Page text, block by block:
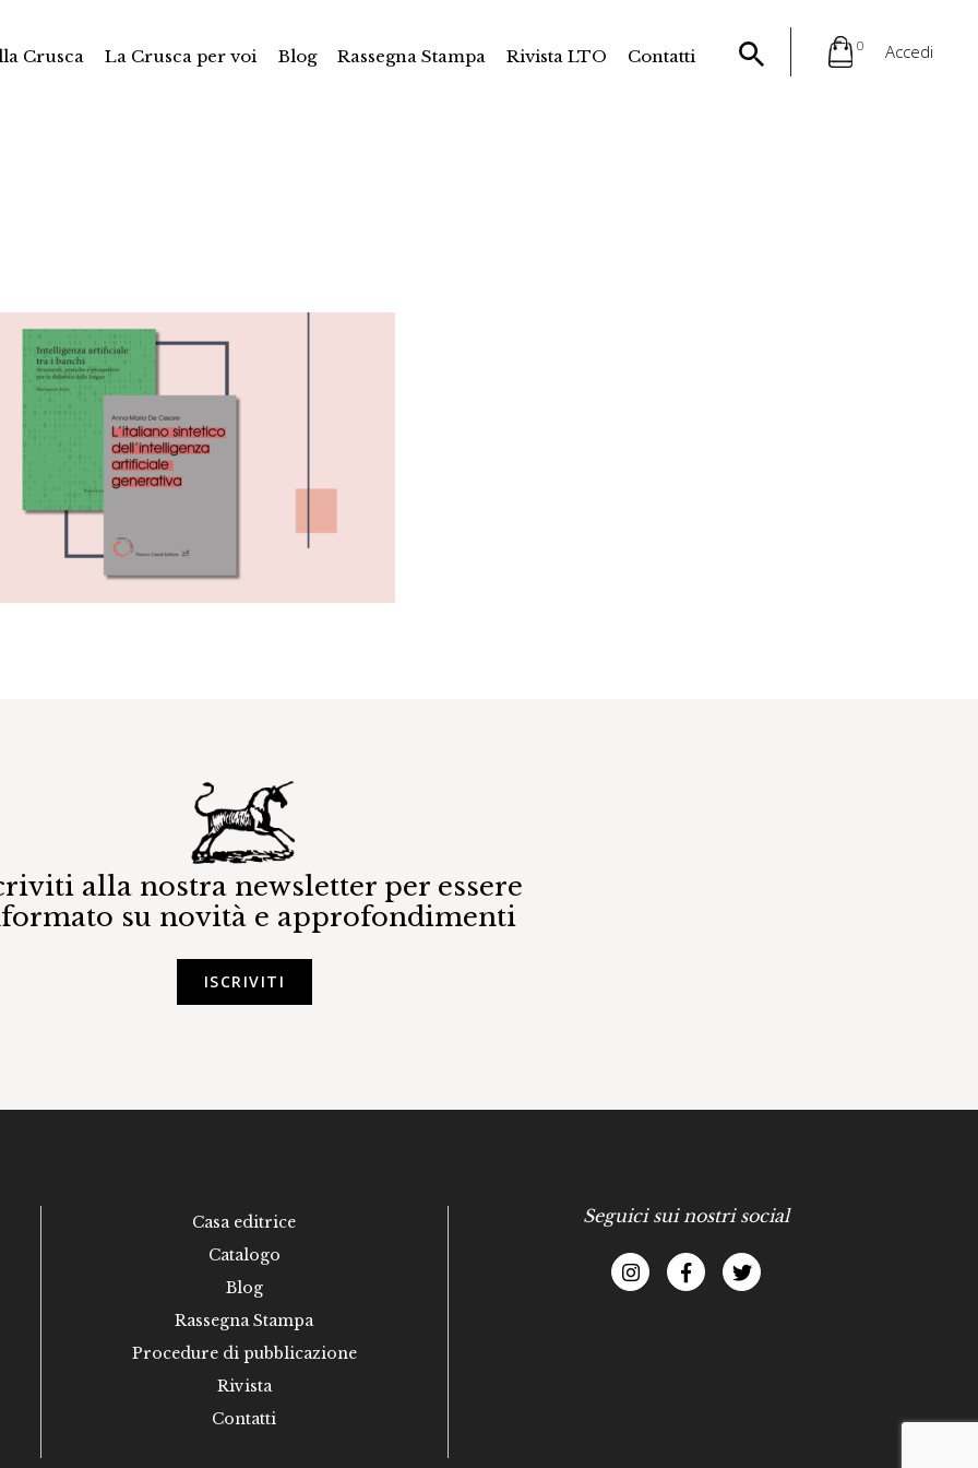
Crusca La Crusca per voi Blog Rassegna Stampa Rivista LTO Contatti
0 Accedi
alla nostra newsletter per essere
su novità e approfondimenti
ISCRIVITI
Casa editrice
Catalogo
Blog
Rassegna Stampa
Procedure di pubblicazione
Rivista
Contatti
Seguici sui nostri social